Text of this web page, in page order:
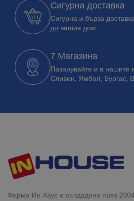
Сигурна доставка
Сигурна и бърза
до вашия дом.
7 Магазина
Пазарувайте и в нашите
Сливен, Ямбол, Бургас,
Фирма Ин Хаус е създадена през